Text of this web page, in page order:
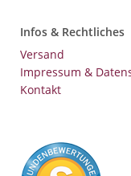
Infos & Rechtliches
Versand
Impressum &
Kontakt